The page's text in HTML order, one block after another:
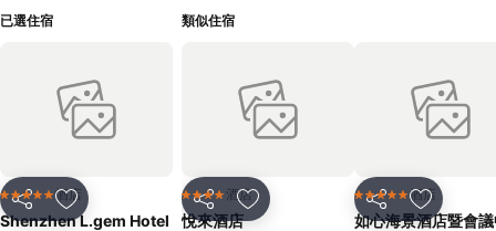
已選住宿
分享 放到收藏夾
5 星級 酒店
Shenzhen L.gem Hotel
類似住宿
分享 放到收藏夾
4 星級 酒店
悅來酒店
分享 放到收藏
5 星級 酒店
如心海景酒店暨會